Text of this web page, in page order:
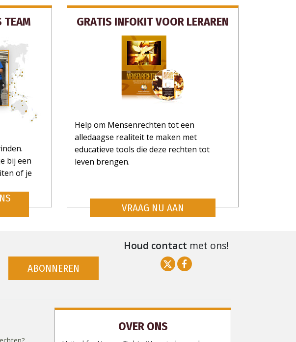
OM TE HELPEN
NEE, BEDANKT
TEAM
bij een
of je
GRATIS INFOKIT VOOR LERAREN
Help om Mensenrechten tot een
alledaagse realiteit te maken met
educatieve tools die deze rechten tot
leven brengen.
VRAAG NU AAN
ABONNEREN
Houd contact met ons!
OVER ONS